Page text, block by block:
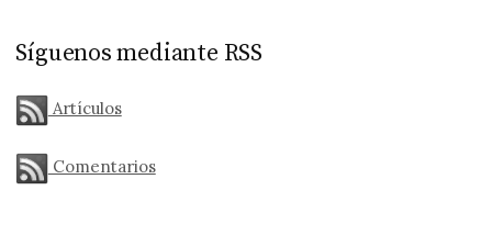
Síguenos mediante RSS
Artículos
Comentarios